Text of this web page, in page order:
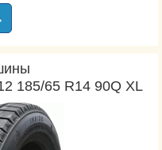
185/65 R14 90Q XL